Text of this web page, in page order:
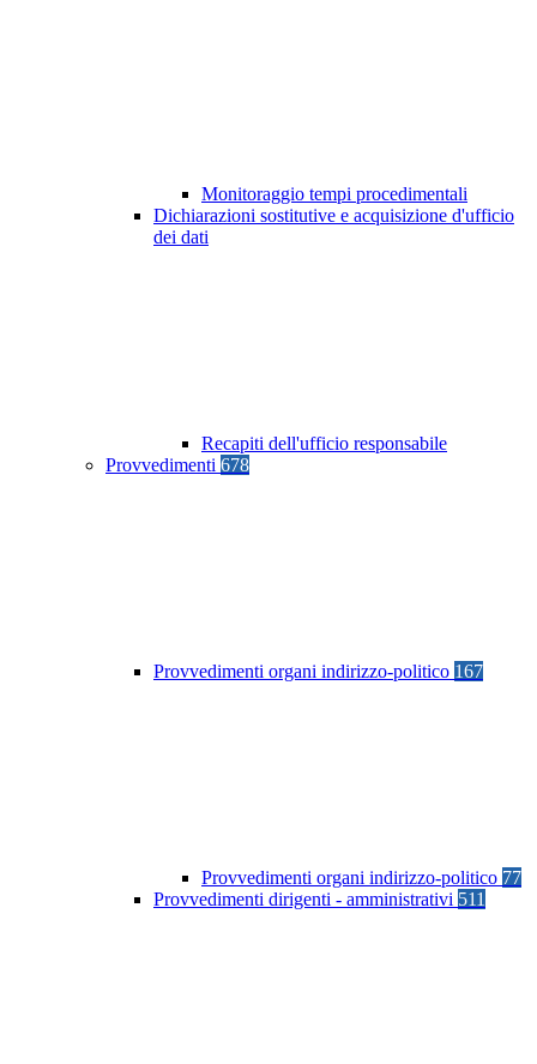
Monitoraggio tempi procedimentali
Dichiarazioni sostitutive e acquisizione d'ufficio
dei dati
Recapiti dell'ufficio responsabile
Provvedimenti 678
Provvedimenti organi indirizzo-politico 167
Provvedimenti organi indirizzo-politico 77
Provvedimenti dirigenti - amministrativi 511